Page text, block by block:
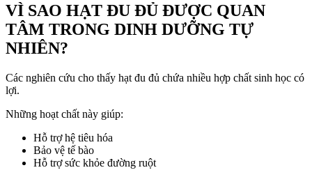
VÌ SAO HẠT ĐU ĐỦ ĐƯỢC QUAN
TÂM TRONG DINH DƯỠNG TỰ
NHIÊN?
Các nghiên cứu cho thấy hạt đu đủ chứa nhiều hợp chất sinh học có
lợi.
Những hoạt chất này giúp:
Hỗ trợ hệ tiêu hóa
Bảo vệ tế bào
Hỗ trợ sức khỏe đường ruột